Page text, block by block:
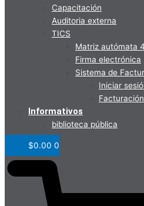
Capacitación
Auditoria externa
TICS
Matriz autómata
Firma electrónica
Sistema de
Iniciar
Informativos
biblioteca pública
$0.00 0